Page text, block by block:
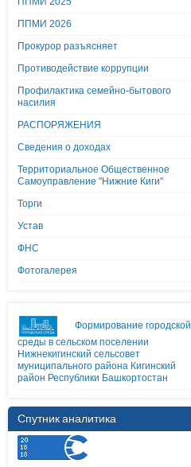
ППМИ 2026
Прокурор разъясняет
Противодействие коррупции
Профилактика семейно-бытового
насилия
РАСПОРЯЖЕНИЯ
Сведения о доходах
Территориальное Общественное
Самоуправление "Нижние Киги"
Торги
Устав
ФНС
Фотогалерея
Формирование городской
среды в сельском поселении
Нижнекигинский сельсовет
муниципального района Кигинский
район Республики Башкортостан
Спутник аналитика